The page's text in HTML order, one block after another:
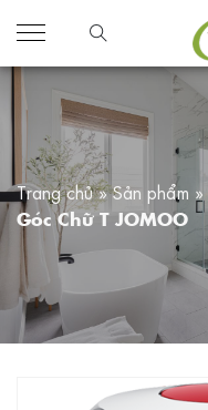
Trang chủ»Sản phẩm »
Góc Chữ T JOMOO